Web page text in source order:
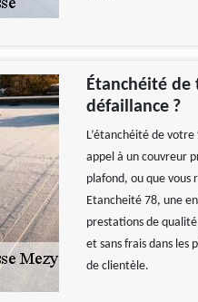
Étanchéité de
défaillance ?
L’étanchéité de
appel à un couvreur
plafond, ou que vous
Etancheité 78, une
prestations de
et sans frais dans les
de clientèle.